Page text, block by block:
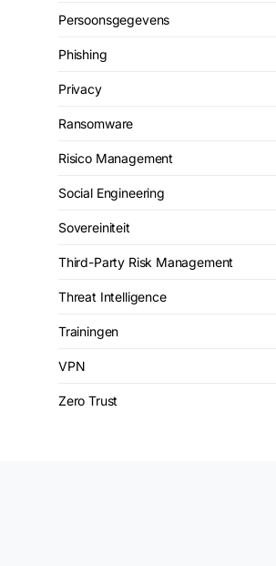
Persoonsgegevens
Phishing
Privacy
Ransomware
Risico Management
Social Engineering
Sovereiniteit
Third-Party Risk Management
Threat Intelligence
Trainingen
VPN
Zero Trust